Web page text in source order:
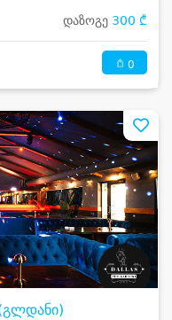
დაზოგე 300 ₾
0